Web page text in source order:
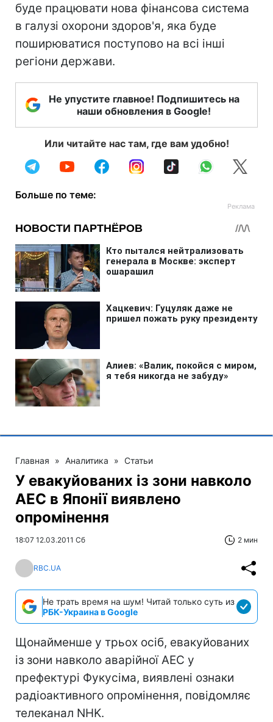
буде працювати нова фінансова система
в галузі охорони здоров'я, яка буде
поширюватися поступово на всі інші
регіони держави.
Не упустите главное! Подпишитесь на
наши обновления в Google!
Или читайте нас там, где вам удобно!
Больше по теме:
Главная » Аналитика » Статьи
У евакуйованих із зони навколо
АЕС в Японії виявлено
опромінення
18:07 12.03.2011 Сб 2 мин
RBC.UA
Не трать время на шум! Читай только суть из
РБК-Украина в Google
Щонайменше у трьох осіб, евакуйованих
із зони навколо аварійної АЕС у
префектурі Фукусіма, виявлені ознаки
радіоактивного опромінення, повідомляє
телеканал NHK.